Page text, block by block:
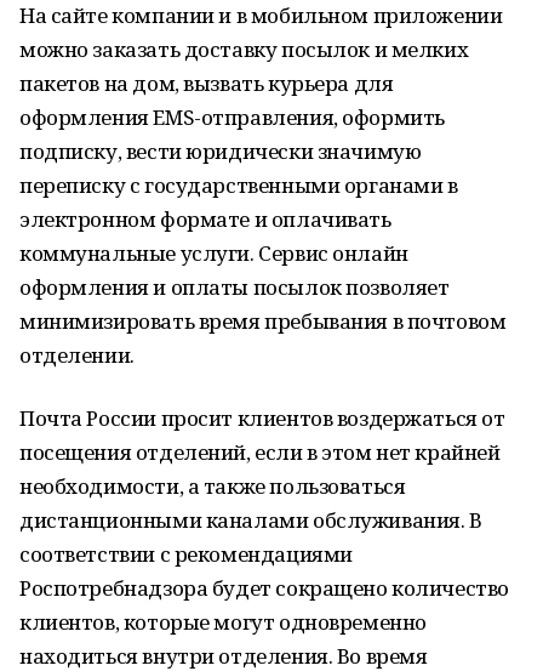
На сайте компании и в мобильном приложении
можно заказать доставку посылок и мелких
пакетов на дом, вызвать курьера для
оформления EMS-отправления, оформить
подписку, вести юридически значимую
переписку с государственными органами в
электронном формате и оплачивать
коммунальные услуги. Сервис онлайн
оформления и оплаты посылок позволяет
минимизировать время пребывания в почтовом
отделении.
Почта России просит клиентов воздержаться от
посещения отделений, если в этом нет крайней
необходимости, а также пользоваться
дистанционными каналами обслуживания. В
соответствии с рекомендациями
Роспотребнадзора будет сокращено количество
клиентов, которые могут одновременно
находиться внутри отделения. Во время